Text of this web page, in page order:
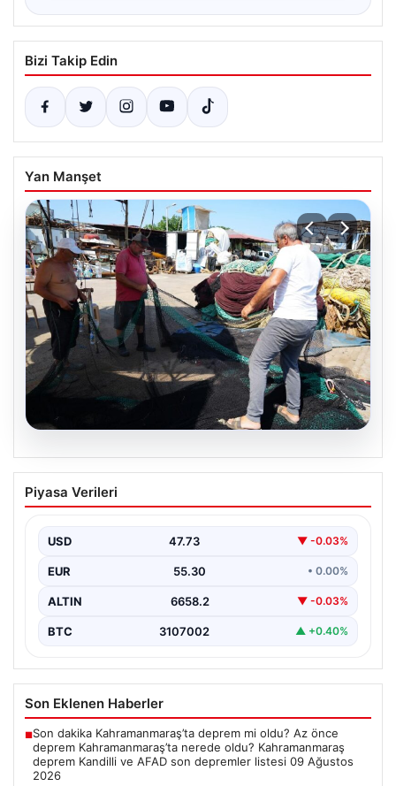
Bizi Takip Edin
Yan Manşet
Yeni sezon 1 Eylül’de başlıyor. “4 aydır
hazırlanıyoruz, işaretler iyi”
Piyasa Verileri
USD 47.73 ▼ -0.03%
EUR 55.30 • 0.00%
ALTIN 6658.2 ▼ -0.03%
BTC 3107002 ▲ +0.40%
Son Eklenen Haberler
■Son dakika Kahramanmaraş’ta deprem mi oldu? Az önce
deprem Kahramanmaraş’ta nerede oldu? Kahramanmaraş
deprem Kandilli ve AFAD son depremler listesi 09 Ağustos
2026